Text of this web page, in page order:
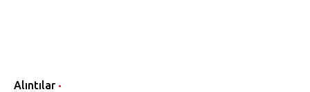
Alıntılar